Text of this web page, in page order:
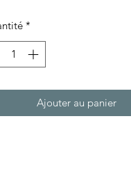
*
Ajouter au panier